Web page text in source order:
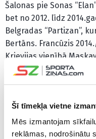
Šī tīmekļa vietne
Mēs izmantojam
reklāmas, nodrošinātu
Šalonas pie Sonas
bet no 2012. līdz
Belgradas “Partizan”,
Bertāns. Francūzis
Krievijas vienībā
nākamās divas
Lovernjē Francijas
par Eiropas
Savukārt 2014.gadā